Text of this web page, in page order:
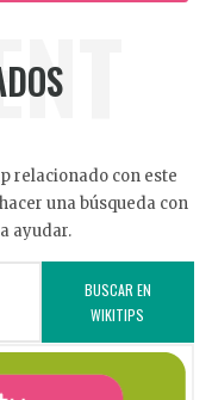
relacionado con este
una búsqueda con
ayudar.
BUSCAR EN
WIKITIPS